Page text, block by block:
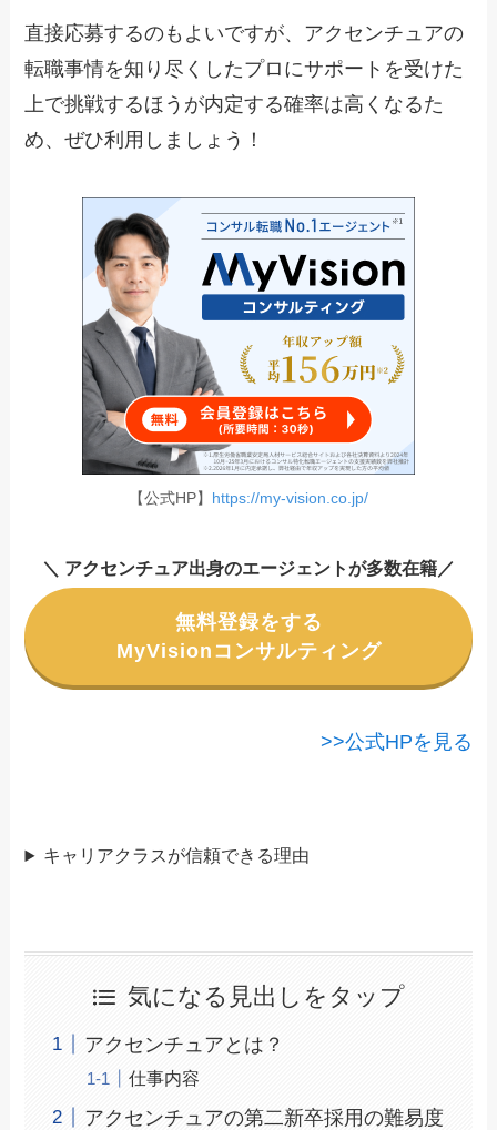
直接応募するのもよいですが、アクセンチュアの
転職事情を知り尽くしたプロにサポートを受けた
上で挑戦するほうが内定する確率は高くなるた
め、ぜひ利用しましょう！
【公式HP】 https://my-vision.co.jp/
＼ アクセンチュア出身のエージェントが多数在籍／
無料登録をする
MyVisionコンサルティング
>>公式HPを見る
キャリアクラスが信頼できる理由
気になる見出しをタップ
アクセンチュアとは？
仕事内容
アクセンチュアの第二新卒採用の難易度